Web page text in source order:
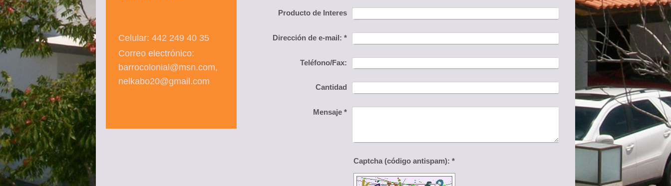
Producto de Interes
Dirección de e-mail: *
Teléfono/Fax:
Cantidad
Mensaje *
Captcha (código antispam): *
Celular: 442 249 40 35
Correo electrónico:
barrocolonial@msn.com,
nelkabo20@gmail.com